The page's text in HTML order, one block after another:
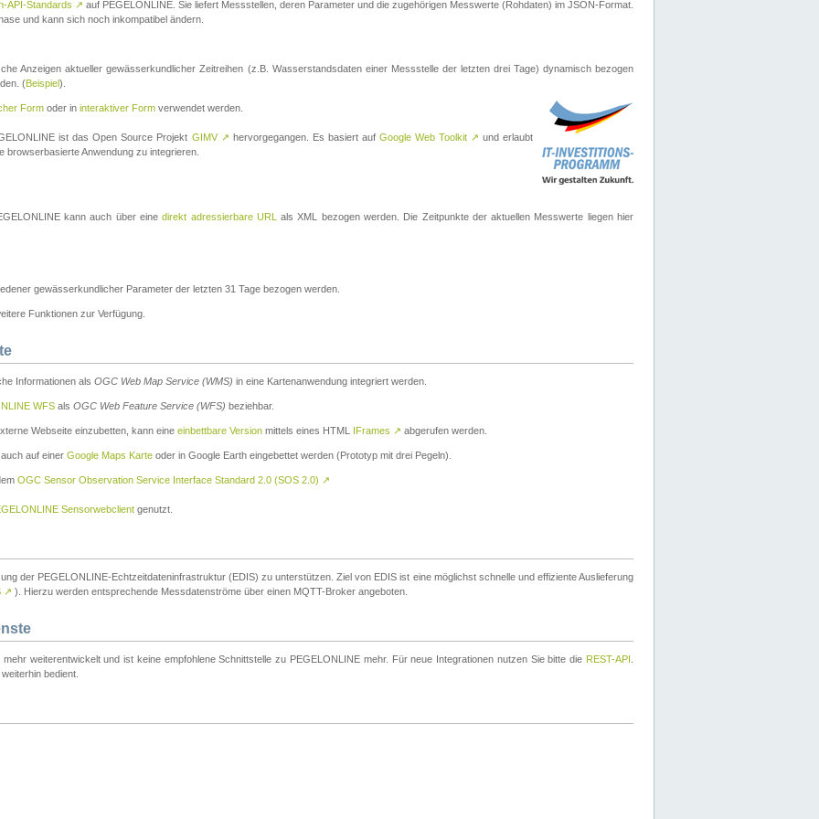
API-Standards ↗ auf PEGELONLINE. Sie liefert Messstellen, deren Parameter und die zugehörigen Messwerte (Rohdaten) im JSON-Format.
und kann sich noch inkompatibel ändern.
Anzeigen aktueller gewässerkundlicher Zeitreihen (z.B. Wasserstandsdaten einer Messstelle der letzten drei Tage) dynamisch bezogen
(Beispiel).
Form oder in interaktiver Form verwendet werden.
ist das Open Source Projekt GIMV ↗ hervorgegangen. Es basiert auf Google Web Toolkit ↗ und erlaubt
browserbasierte Anwendung zu integrieren.
kann auch über einedirekt adressierbare URL als XML bezogen werden. Die Zeitpunkte der aktuellen Messwerte liegen hier
gewässerkundlicher Parameter der letzten 31 Tage bezogen werden.
Funktionen zur Verfügung.
Informationen als OGC Web Map Service (WMS) in eine Kartenanwendung integriert werden.
WFS als OGC Web Feature Service (WFS) beziehbar.
Webseite einzubetten, kann eine einbettbare Version mittels eines HTML IFrames ↗ abgerufen werden.
auf einer Google Maps Karte oder in Google Earth eingebettet werden (Prototyp mit drei Pegeln).
OGC Sensor Observation Service Interface Standard 2.0 (SOS 2.0) ↗
Sensorwebclient genutzt.
der PEGELONLINE-Echtzeitdateninfrastruktur (EDIS) zu unterstützen. Ziel von EDIS ist eine möglichst schnelle und effiziente Auslieferung
↗ ). Hierzu werden entsprechende Messdatenströme über einen MQTT-Broker angeboten.
weiterentwickelt und ist keine empfohlene Schnittstelle zu PEGELONLINE mehr. Für neue Integrationen nutzen Sie bitte die REST-API
bedient.